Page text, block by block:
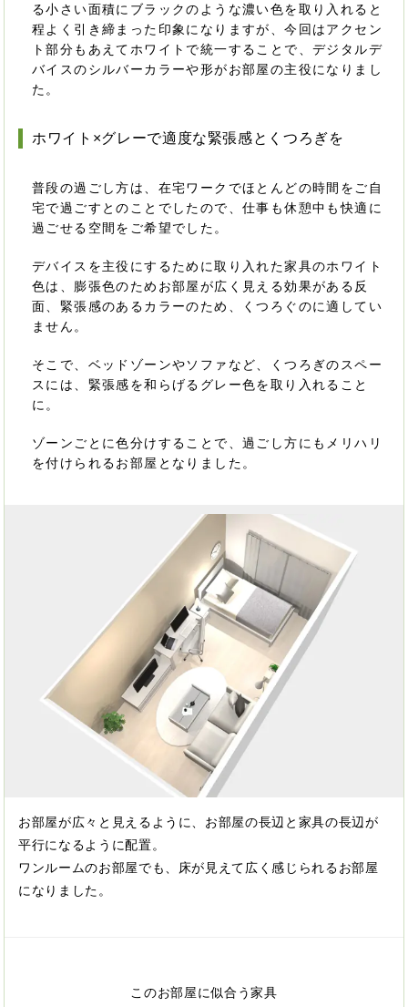
る小さい面積にブラックのような濃い色を取り入れると
程よく引き締まった印象になりますが、今回はアクセン
ト部分もあえてホワイトで統一することで、デジタルデ
バイスのシルバーカラーや形がお部屋の主役になりまし
た。
ホワイト×グレーで適度な緊張感とくつろぎを
普段の過ごし方は、在宅ワークでほとんどの時間をご自
宅で過ごすとのことでしたので、仕事も休憩中も快適に
過ごせる空間をご希望でした。
デバイスを主役にするために取り入れた家具のホワイト
色は、膨張色のためお部屋が広く見える効果がある反
面、緊張感のあるカラーのため、くつろぐのに適してい
ません。
そこで、ベッドゾーンやソファなど、くつろぎのスペー
スには、緊張感を和らげるグレー色を取り入れること
に。
ゾーンごとに色分けすることで、過ごし方にもメリハリ
を付けられるお部屋となりました。
お部屋が広々と見えるように、お部屋の長辺と家具の長辺が
平行になるように配置。
ワンルームのお部屋でも、床が見えて広く感じられるお部屋
になりました。
このお部屋に似合う家具